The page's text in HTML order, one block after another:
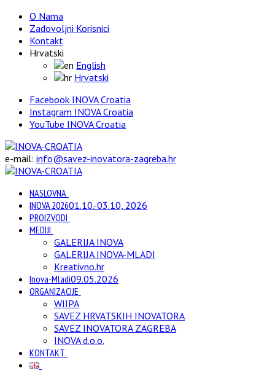
O Nama
Zadovoljni Korisnici
Kontakt
Hrvatski
English
Hrvatski
Facebook INOVA Croatia
Instagram INOVA Croatia
YouTube INOVA Croatia
e-mail: info@savez-inovatora-zagreba.hr
NASLOVNA
INOVA 202601.10.-03.10, 2026
PROIZVODI
MEDIJI
GALERIJA INOVA
GALERIJA INOVA-MLADI
Kreativno.hr
Inova-Mladi09.05.2026
ORGANIZACIJE
WIIPA
SAVEZ HRVATSKIH INOVATORA
SAVEZ INOVATORA ZAGREBA
INOVA d.o.o.
KONTAKT